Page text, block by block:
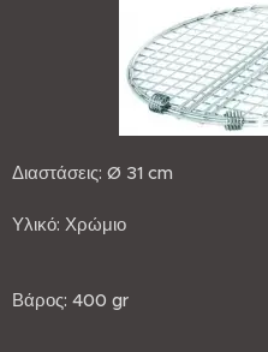
Διαστάσεις: Ø 31 cm
Υλικό: Χρώμιο
Βάρος: 400 gr